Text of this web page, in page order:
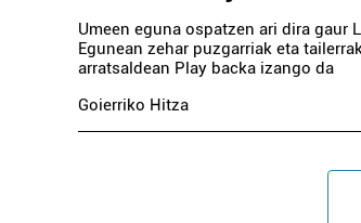
Umeen eguna ospatzen ari dira gaur
Egunean zehar puzgarriak eta
arratsaldean Play backa izango da
Goierriko Hitza